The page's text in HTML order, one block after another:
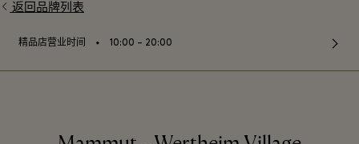
返回品牌列表
精品店营业时间 ⬩ 10:00 – 20:00